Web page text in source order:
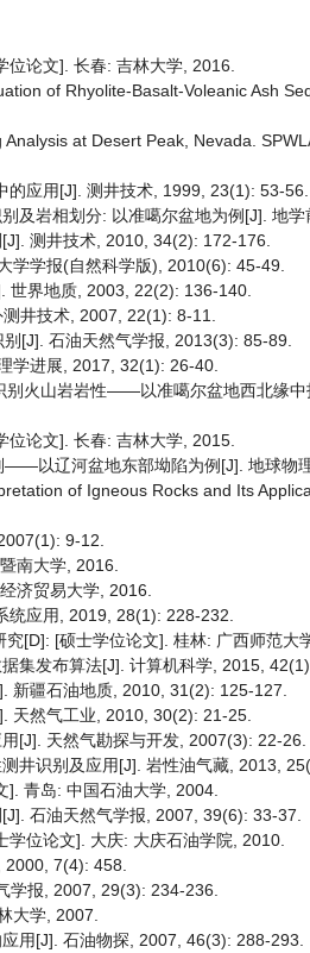
论文]. 长春: 吉林大学, 2016.
of Rhyolite-Basalt-Voleanic Ash
at Desert Peak, Nevada.
应用[J]. 测井技术, 1999, 23(1): 53-56.
及岩相划分: 以准噶尔盆地为例[J]. 地
测井技术, 2010, 34(2): 172-176.
学学报(自然科学版), 2010(6): 45-49.
世界地质, 2003, 22(2): 136-140.
井技术, 2007, 22(1): 8-11.
[J]. 石油天然气学报, 2013(3): 85-89.
学进展, 2017, 32(1): 26-40.
火山岩岩性——以准噶尔盆地西北缘
论文]. 长春: 吉林大学, 2015.
以辽河盆地东部坳陷为例[J]. 地球物
of Igneous Rocks and Its
9-12.
南大学, 2016.
济贸易大学, 2016.
统应用, 2019, 28(1): 228-232.
[D]: [硕士学位论文]. 桂林: 广西师范大
集发布算法[J]. 计算机科学, 2015,
新疆石油地质, 2010, 31(2): 125-127.
天然气工业, 2010, 30(2): 21-25.
[J]. 天然气勘探与开发, 2007(3): 22-26.
井识别及应用[J]. 岩性油气藏, 2013,
青岛: 中国石油大学, 2004.
石油天然气学报, 2007, 39(6): 33-37.
位论文]. 大庆: 大庆石油学院, 2010.
7(4): 458.
学报, 2007, 29(3): 234-236.
大学, 2007.
用[J]. 石油物探, 2007, 46(3): 288-293.